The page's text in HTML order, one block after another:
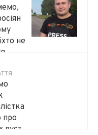
не
про
вуст